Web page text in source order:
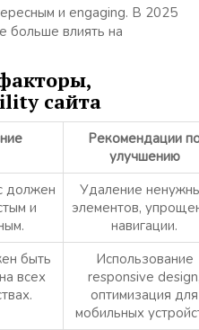
и engaging. В 2025
больше влиять на
сайта
Рекомендации
улучшению
должен
и
Удаление
элементов,
навигации.
быть
всех
Использование
responsive
оптимизация для
мобильных